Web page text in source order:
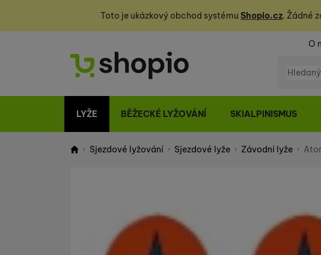
Toto je ukázkový obchod systému Shopio.cz. Žádné
O
LYŽE BĚŽECKÉ LYŽOVÁNÍ SKIALPINISMUS
Sjezdové lyžování Sjezdové lyže Závodní lyže